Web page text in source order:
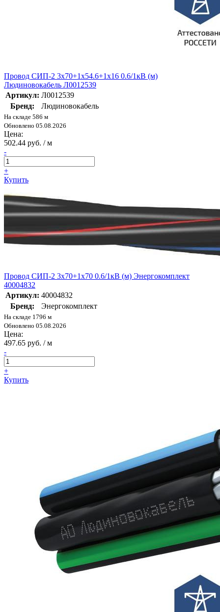
Провод СИП-2 3х70+1х54.6+1х16 0.6/1кВ (м)
Людиновокабель Л0012539
Артикул: Л0012539
Бренд:
Людиновокабель
На складе 586 м
Обновлено 05.08.2026
Цена:
502.44 руб. / м
-
+
Купить
Провод СИП-2 3х70+1х70 0.6/1кВ (м) Энергокомплект
40004832
Артикул: 40004832
Бренд:
Энергокомплект
На складе 1796 м
Обновлено 05.08.2026
Цена:
497.65 руб. / м
-
+
Купить